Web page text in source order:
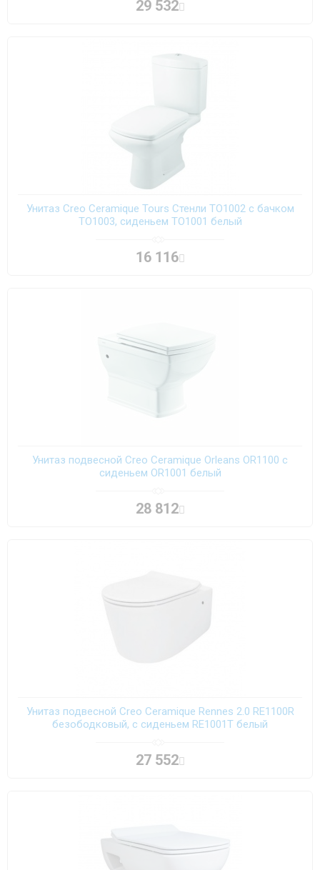
29 532
Унитаз Creo Ceramique Tours Стенли TO1002 с бачком
TO1003, сиденьем TO1001 белый
16 116
Унитаз подвесной Creo Ceramique Orleans OR1100 с
сиденьем OR1001 белый
28 812
Унитаз подвесной Creo Ceramique Rennes 2.0 RE1100R
безободковый, с сиденьем RE1001T белый
27 552